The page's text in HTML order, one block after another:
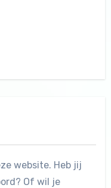
website. Heb jij
Of wil je